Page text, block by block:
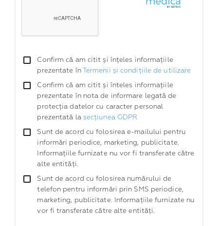
Confirm că am citit și înțeles informațiile
prezentate înTermenii și condițiile de utilizare
Confirm că am citit și înteles informațiile
prezentate în nota de informare legată de
protecția datelor cu caracter personal
prezentată la secțiunea GDPR
Sunt de acord cu folosirea e-mailului pentru
informări periodice, marketing, publicitate.
Informațiile furnizate nu vor fi transferate către
alte entități.
Sunt de acord cu folosirea numărului de
telefon pentru informări prin SMS periodice,
marketing, publicitate. Informațiile furnizate nu
vor fi transferate către alte entități.